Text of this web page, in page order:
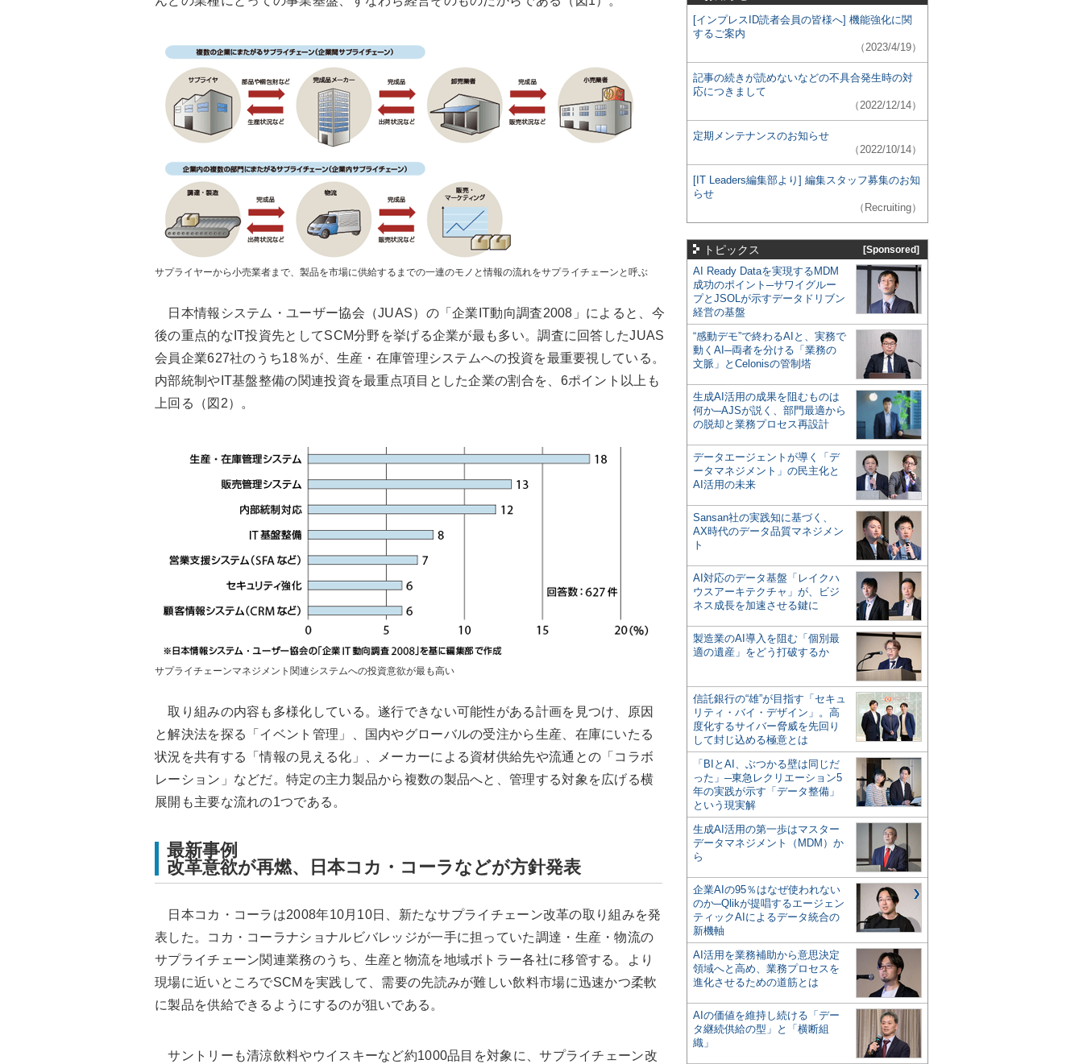
サプライヤーから小売業者まで、製品を市場に供給するまでの一連のモノと情報の流れをサプライチェーンと呼ぶ
日本情報システム・ユーザー協会（JUAS）の「企業IT動向調査2008」によると、今
後の重点的なIT投資先としてSCM分野を挙げる企業が最も多い。調査に回答したJUAS
会員企業627社のうち18％が、生産・在庫管理システムへの投資を最重要視している。
内部統制やIT基盤整備の関連投資を最重点項目とした企業の割合を、6ポイント以上も
上回る（図2）。
サプライチェーンマネジメント関連システムへの投資意欲が最も高い
取り組みの内容も多様化している。遂行できない可能性がある計画を見つけ、原因
と解決法を探る「イベント管理」、国内やグローバルの受注から生産、在庫にいたる
状況を共有する「情報の見える化」、メーカーによる資材供給先や流通との「コラボ
レーション」などだ。特定の主力製品から複数の製品へと、管理する対象を広げる横
展開も主要な流れの1つである。
最新事例
改革意欲が再燃、日本コカ・コーラなどが方針発表
日本コカ・コーラは2008年10月10日、新たなサプライチェーン改革の取り組みを発
表した。コカ・コーラナショナルビバレッジが一手に担っていた調達・生産・物流の
サプライチェーン関連業務のうち、生産と物流を地域ボトラー各社に移管する。より
現場に近いところでSCMを実践して、需要の先読みが難しい飲料市場に迅速かつ柔軟
に製品を供給できるようにするのが狙いである。
サントリーも清涼飲料やウイスキーなど約1000品目を対象に、サプライチェーン改
[インプレスID読者会員の皆様へ] 機能強化に関
するご案内
（2023/4/19）
記事の続きが読めないなどの不具合発生時の対
応につきまして
（2022/12/14）
定期メンテナンスのお知らせ
（2022/10/14）
[IT Leaders編集部より] 編集スタッフ募集のお知
らせ
（Recruiting）
トピックス [Sponsored]
AI Ready Dataを実現するMDM
成功のポイント─サワイグルー
プとJSOLが示すデータドリブン
経営の基盤
“感動デモ”で終わるAIと、実務で
動くAI─両者を分ける「業務の
文脈」とCelonisの管制塔
生成AI活用の成果を阻むものは
何か─AJSが説く、部門最適から
の脱却と業務プロセス再設計
データエージェントが導く「デ
ータマネジメント」の民主化と
AI活用の未来
Sansan社の実践知に基づく、
AX時代のデータ品質マネジメン
ト
AI対応のデータ基盤「レイクハ
ウスアーキテクチャ」が、ビジ
ネス成長を加速させる鍵に
製造業のAI導入を阻む「個別最
適の遺産」をどう打破するか
信託銀行の“雄”が目指す「セキュ
リティ・バイ・デザイン」。高
度化するサイバー脅威を先回り
して封じ込める極意とは
「BIとAI、ぶつかる壁は同じだ
った」─東急レクリエーション5
年の実践が示す「データ整備」
という現実解
生成AI活用の第一歩はマスター
データマネジメント（MDM）か
ら
企業AIの95％はなぜ使われない
のか─Qlikが提唱するエージェン
ティックAIによるデータ統合の
新機軸
AI活用を業務補助から意思決定
領域へと高め、業務プロセスを
進化させるための道筋とは
AIの価値を維持し続ける「デー
タ継続供給の型」と「横断組
織」